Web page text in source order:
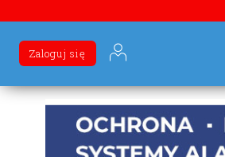
Zaloguj się